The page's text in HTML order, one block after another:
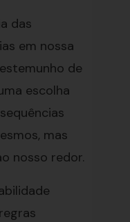
das
em nossa
de
escolha
mas
nosso redor.